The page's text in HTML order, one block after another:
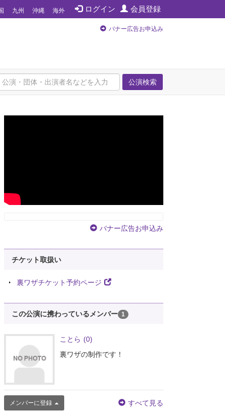
ログイン 会員登録
九州 沖縄 海外
バナー広告お申込み
公演検索
バナー広告お申込み
チケット取扱い
裏ワザチケット予約ページ
この公演に携わっているメンバー 1
ことら (0)
裏ワザの制作です！
メンバーに登録 すべて見る